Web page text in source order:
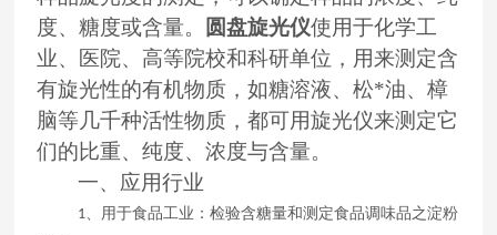
度、糖度或含量。
圆盘旋光仪使用于化学工
业、医院、高等院校和科研单位，用来测定含
有旋光性的有机物质，如糖溶液、松*油、樟
脑等几千种活性物质，都可用旋光仪来测定它
们的比重、纯度、浓度与含量。
一、应用行业
1 、用于食品工业：检验含糖量和测定食品调味品之淀粉